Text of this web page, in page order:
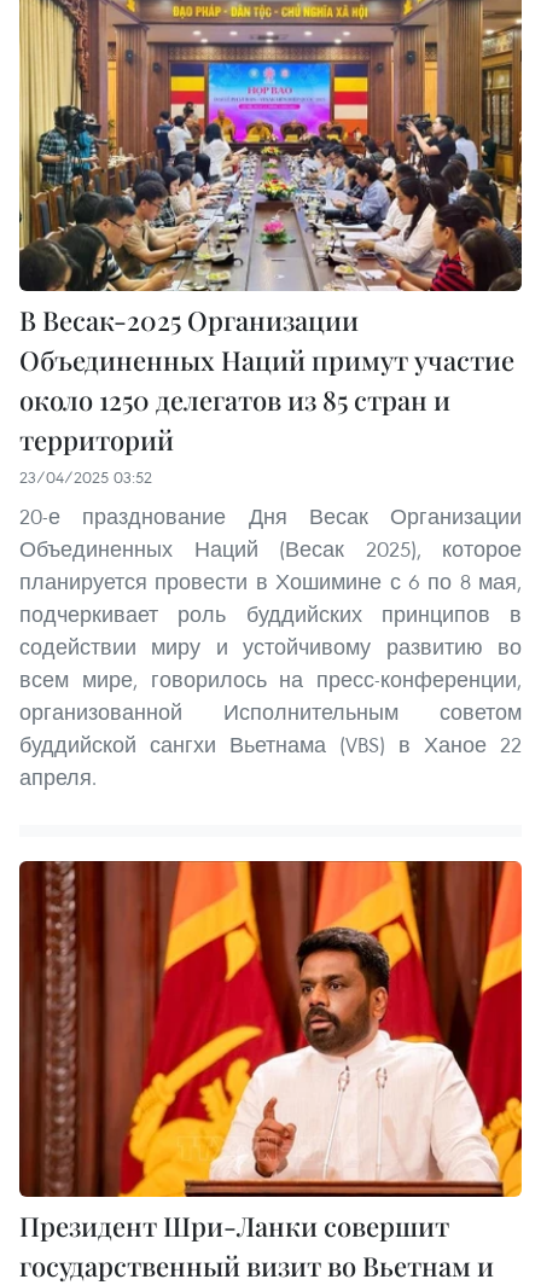
В Весак-2025 Организации
Объединенных Наций примут участие
около 1250 делегатов из 85 стран и
территорий
23/04/2025 03:52
20-е празднование Дня Весак Организации
Объединенных Наций (Весак 2025), которое
планируется провести в Хошимине с 6 по 8 мая,
подчеркивает роль буддийских принципов в
содействии миру и устойчивому развитию во
всем мире, говорилось на пресс-конференции,
организованной Исполнительным советом
буддийской сангхи Вьетнама (VBS) в Ханое 22
апреля.
Президент Шри-Ланки совершит
государственный визит во Вьетнам и